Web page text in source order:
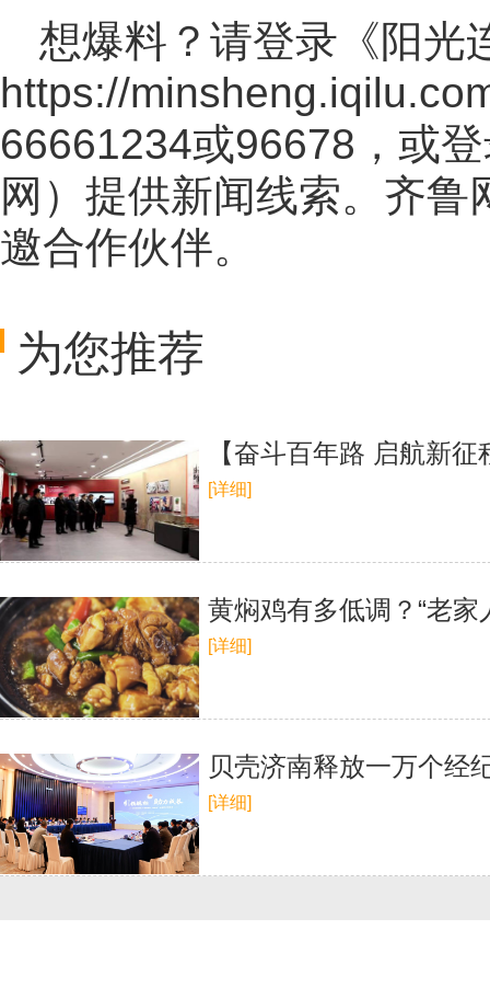
想爆料？请登录《阳光
https://
66661234或96678，或
网 ）提供新闻线索。齐鲁
邀合作伙伴。
为您推荐
【奋斗百年路 启航新
[详细]
黄焖鸡有多低调？“老
[详细]
贝壳济南释放一万个经
[详细]